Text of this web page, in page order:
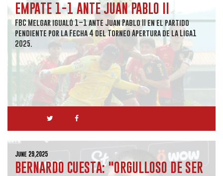
EMPATE 1-1 ANTE JUAN PABLO II
FBC Melgar igualó 1–1 ante Juan Pablo II en el partido
pendiente por la Fecha 4 del Torneo Apertura de la Liga1
2025.
June 29,2025
BERNARDO CUESTA: "ORGULLOSO DE SER